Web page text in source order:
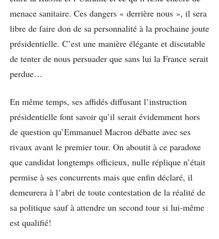
menace sanitaire. Ces dangers « derrière nous », il sera
libre de faire don de sa personnalité à la prochaine joute
présidentielle. C’est une manière élégante et discutable
de tenter de nous persuader que sans lui la France serait
perdue…
En même temps, ses affidés diffusant l’instruction
présidentielle font savoir qu’il serait évidemment hors
de question qu’Emmanuel Macron débatte avec ses
rivaux avant le premier tour. On aboutit à ce paradoxe
que candidat longtemps officieux, nulle réplique n’était
permise à ses concurrents mais que enfin déclaré, il
demeurera à l’abri de toute contestation de la réalité de
sa politique sauf à attendre un second tour si lui-même
est qualifié!